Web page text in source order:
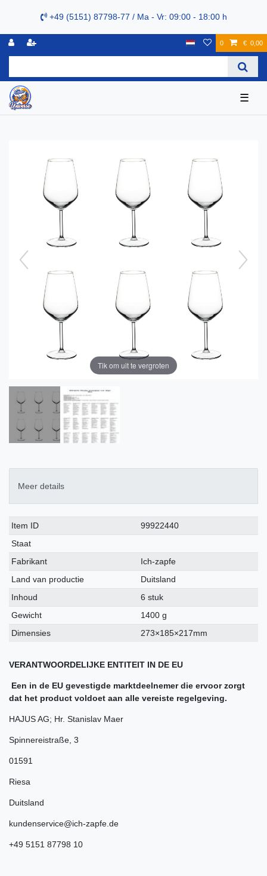
+49 (5151) 87798-77 / Ma - Vr: 09:00 - 18:00 h
0 € 0,00
☰
Tik om uit te vergroten
Meer details
Technisch
kenmerk
Waarde
Item ID
99922440
Staat
Fabrikant
Ich-zapfe
Land van productie
Duitsland
Inhoud
6 stuk
Gewicht
1400 g
Dimensies
273×185×217mm
VERANTWOORDELIJKE ENTITEIT IN DE EU
Een in de EU gevestigde marktdeelnemer die ervoor zorgt
dat het product voldoet aan alle vereiste regelgeving.
HAJUS AG; Hr. Stanislav Maer
Spinnereistraße 3
01591
Riesa
Duitsland
kundenservice@ich-zapfe.de
+49 5151 87798 10